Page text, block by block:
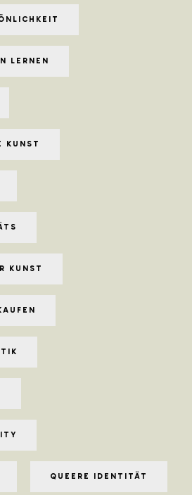
LERNEN
KUNST
KUNST
QUEERE IDENTITÄT